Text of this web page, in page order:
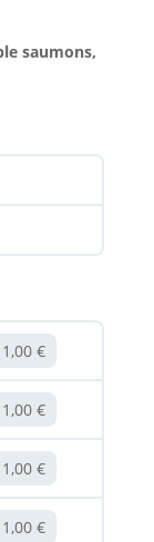
saumons,
1,00€
1,00€
1,00€
1,00€